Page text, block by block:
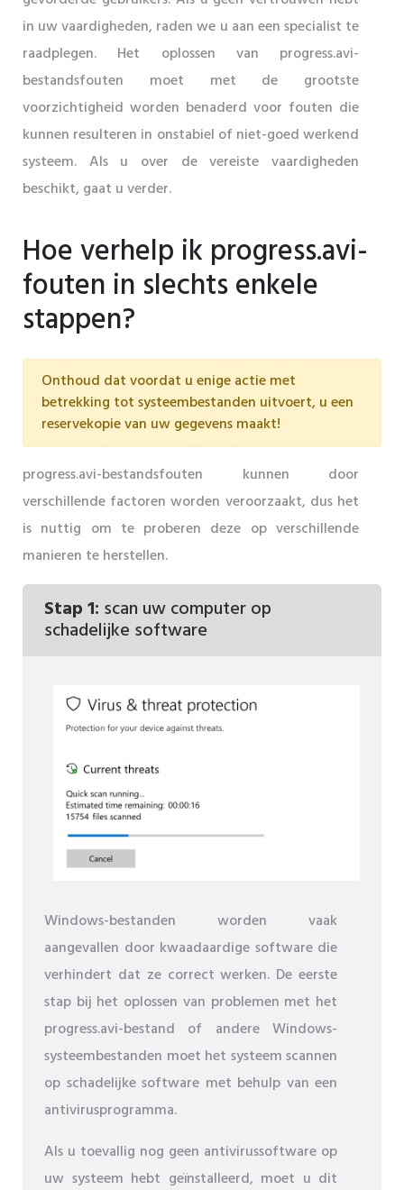
in uw vaardigheden, raden we u aan een specialist te
raadplegen. Het oplossen van progress.avi-
bestandsfouten moet met de grootste
voorzichtigheid worden benaderd voor fouten die
kunnen resulteren in onstabiel of niet-goed werkend
systeem. Als u over de vereiste vaardigheden
beschikt, gaat u verder.
Hoe verhelp ik progress.avi-
fouten in slechts enkele
stappen?
Onthoud dat voordat u enige actie met
betrekking tot systeembestanden uitvoert, u een
reservekopie van uw gegevens maakt!
progress.avi-bestandsfouten kunnen door
verschillende factoren worden veroorzaakt, dus het
is nuttig om te proberen deze op verschillende
manieren te herstellen.
Stap 1: scan uw computer op
schadelijke software
Windows-bestanden worden vaak
aangevallen door kwaadaardige software die
verhindert dat ze correct werken. De eerste
stap bij het oplossen van problemen met het
progress.avi-bestand of andere Windows-
systeembestanden moet het systeem scannen
op schadelijke software met behulp van een
antivirusprogramma.
Als u toevallig nog geen antivirussoftware op
uw systeem hebt geïnstalleerd, moet u dit